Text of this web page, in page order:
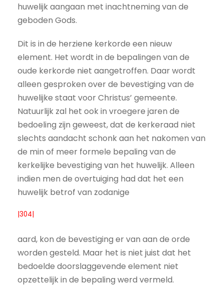
huwelijk aangaan met inachtneming van de
geboden Gods.
Dit is in de herziene kerkorde een nieuw
element. Het wordt in de bepalingen van de
oude kerkorde niet aangetroffen. Daar wordt
alleen gesproken over de bevestiging van de
huwelijke staat voor Christus’ gemeente.
Natuurlijk zal het ook in vroegere jaren de
bedoeling zijn geweest, dat de kerkeraad niet
slechts aandacht schonk aan het nakomen van
de min of meer formele bepaling van de
kerkelijke bevestiging van het huwelijk. Alleen
indien men de overtuiging had dat het een
huwelijk betrof van zodanige
|304|
aard, kon de bevestiging er van aan de orde
worden gesteld. Maar het is niet juist dat het
bedoelde doorslaggevende element niet
opzettelijk in de bepaling werd vermeld.